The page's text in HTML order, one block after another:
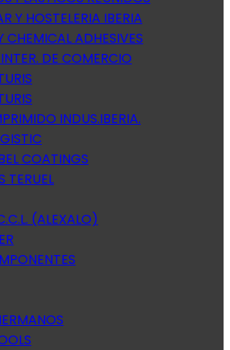
Y HOSTELERIA IBERIA
CHEMICAL ADHESIVES
DE COMERCIO
INDUS.IBERIA.
COATINGS
TERUEL
(ALEXALO)